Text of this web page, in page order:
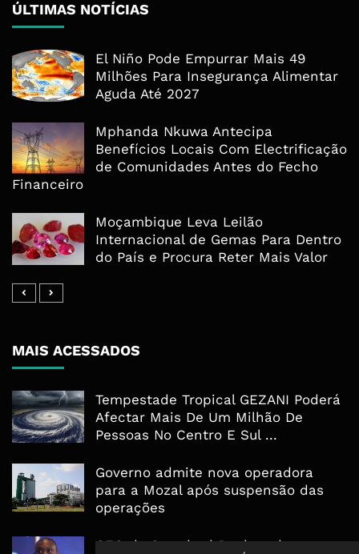
ÚLTIMAS NOTÍCIAS
El Niño Pode Empurrar Mais 49
Milhões Para Insegurança Alimentar
Aguda Até 2027
Mphanda Nkuwa Antecipa
Benefícios Locais Com Electrificação
de Comunidades Antes do Fecho
Financeiro
Moçambique Leva Leilão
Internacional de Gemas Para Dentro
do País e Procura Reter Mais Valor
MAIS ACESSADOS
Tempestade Tropical GEZANI Poderá
Afectar Mais De Um Milhão De
Pessoas No Centro E Sul ...
Governo admite nova operadora
para a Mozal após suspensão das
operações
CEO do Standard Bank pede ao